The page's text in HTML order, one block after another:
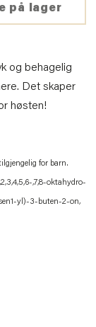
på lager
og behagelig
Det skaper
høsten!
for barn.
,7,8-oktahydro-
yl)-3-buten-2-on,